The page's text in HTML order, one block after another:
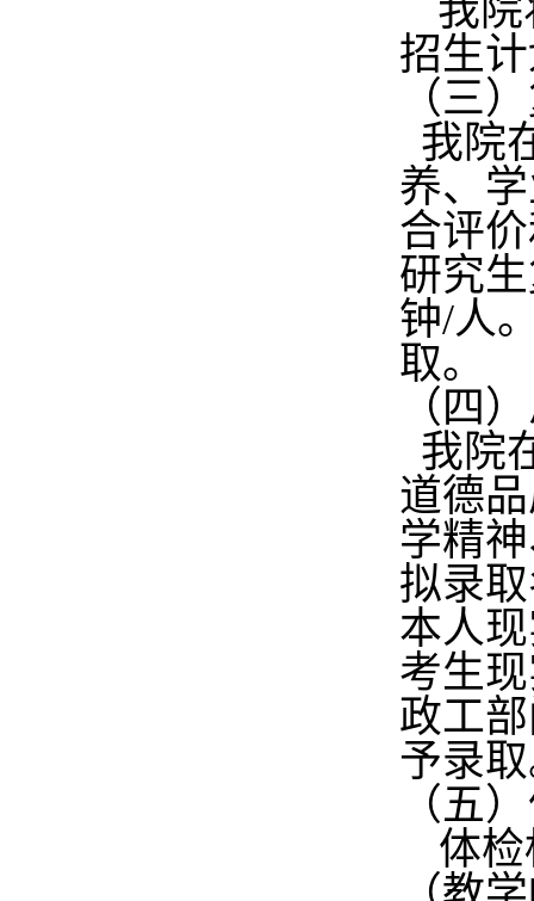
我
招生
（三
我院
养、
合评
研究
钟/人
取。
（四
我院
道德
学精
拟录
本人
考生
政工
予录
（五
体